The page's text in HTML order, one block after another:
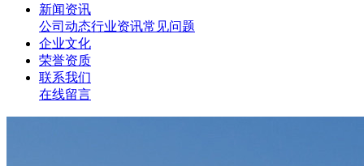
新闻资讯
公司动态行业资讯常见问题
企业文化
荣誉资质
联系我们
在线留言